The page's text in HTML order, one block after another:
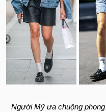
Người Mỹ ưa chuộng